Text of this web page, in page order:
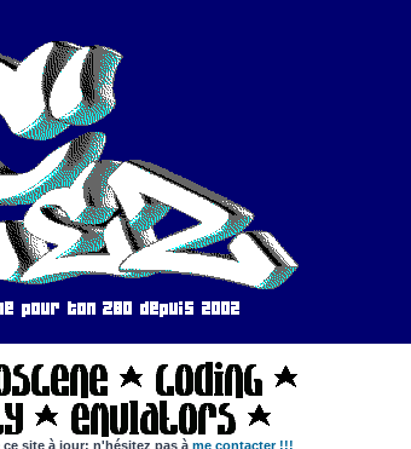
site à jour: n'hésitez pas à me contacter !!!